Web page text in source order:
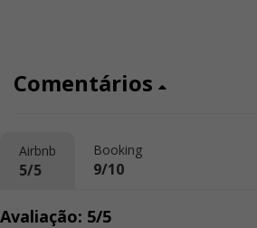
Comentários
Airbnb
5/5
Booking
9/10
Avaliação: 5/5